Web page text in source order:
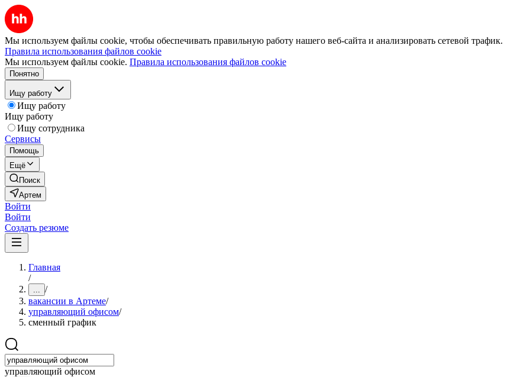
Мы используем файлы cookie, чтобы обеспечивать правильную работу нашего веб-сайта и анализировать сетевой трафик.
Правила использования файлов cookie
Мы используем файлы cookie. Правила использования файлов cookie
Понятно
Ищу работу
Ищу работу
Ищу работу
Ищу сотрудника
Сервисы
Помощь
Ещё
Поиск
Артем
Войти
Войти
Создать резюме
Главная
/
... /
вакансии в Артеме/
управляющий офисом/
сменный график
управляющий офисом